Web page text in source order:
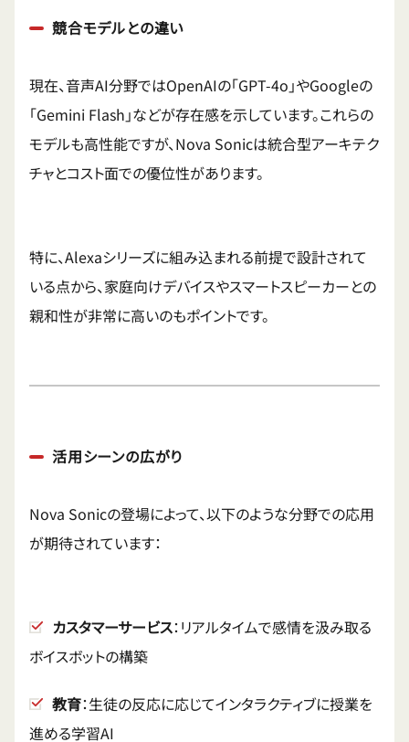
競合モデルとの違い
現在、音声AI分野ではOpenAIの「GPT-4o」やGoogleの
「Gemini Flash」などが存在感を示しています。これらの
モデルも高性能ですが、Nova Sonicは統合型アーキテク
チャとコスト面での優位性があります。
特に、Alexaシリーズに組み込まれる前提で設計されて
いる点から、家庭向けデバイスやスマートスピーカーとの
親和性が非常に高いのもポイントです。
活用シーンの広がり
Nova Sonicの登場によって、以下のような分野での応用
が期待されています：
カスタマーサービス：リアルタイムで感情を汲み取る
ボイスボットの構築
教育：生徒の反応に応じてインタラクティブに授業を
進める学習AI